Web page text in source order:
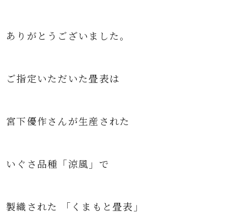
ありがとうございました。
ご指定いただいた畳表は
宮下優作さんが生産された
いぐさ品種「涼風」で
製織された 「くまもと畳表」